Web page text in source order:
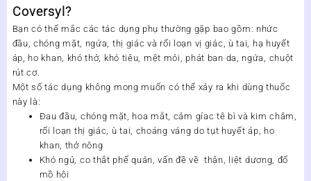
Coversyl?
Bạn có thể mắc các tác dụng phụ thường gặp bao gồm: nhức
đầu, chóng mặt, ngứa, thị giác và rối loạn vị giác, ù tai, hạ huyết
áp, ho khan, khó thở, khó tiêu, mệt mỏi, phát ban da, ngứa, chuột
rút cơ.
Một số tác dụng không mong muốn có thể xảy ra khi dùng thuốc
này là:
Đau đầu, chóng mặt, hoa mắt, cảm gíac tê bì và kim châm,
rối loạn thị giác, ù tai, choáng váng do tụt huyết áp, ho
khan, thở nông
Khó ngủ, co thắt phế quản, vấn đề về thận, liệt dương, đổ
mồ hôi